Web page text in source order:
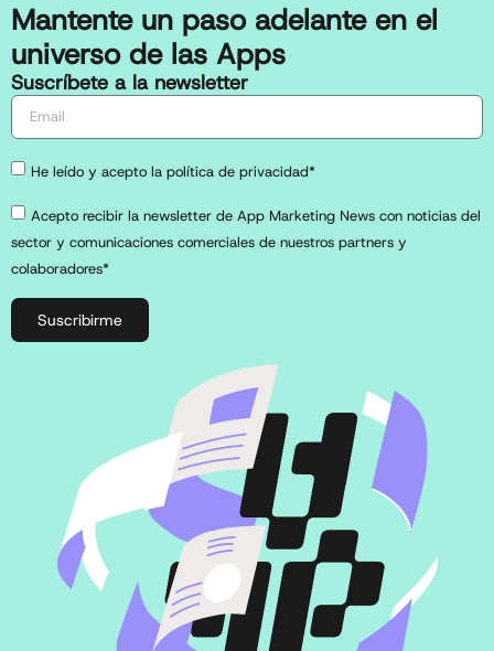
Mantente un paso adelante en el
universo de las Apps
Suscríbete a la newsletter
He leído y acepto la política de privacidad*
Acepto recibir la newsletter de App Marketing News con noticias del
sector y comunicaciones comerciales de nuestros partners y
colaboradores*
Suscribirme